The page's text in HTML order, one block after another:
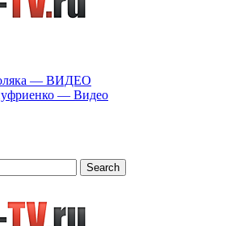
— ВИДЕО
— Видео
Search